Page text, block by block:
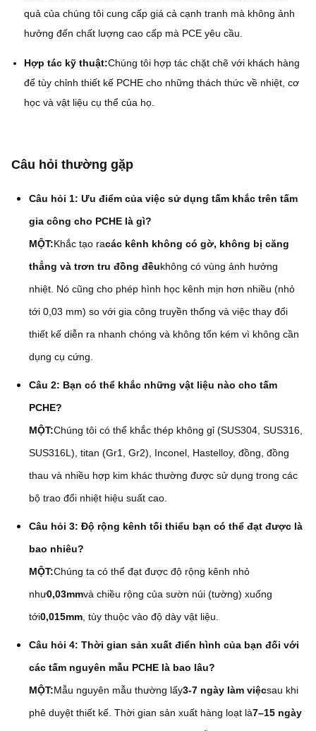
quả của chúng tôi cung cấp giá cả cạnh tranh mà không ảnh
hưởng đến chất lượng cao cấp mà PCE yêu cầu.
Hợp tác kỹ thuật:Chúng tôi hợp tác chặt chẽ với khách hàng
để tùy chỉnh thiết kế PCHE cho những thách thức về nhiệt, cơ
học và vật liệu cụ thể của họ.
Câu hỏi thường gặp
Câu hỏi 1: Ưu điểm của việc sử dụng tấm khắc trên tấm
gia công cho PCHE là gì?
MỘT:Khắc tạo racác kênh không có gờ, không bị căng
thẳng và trơn tru đồng đềukhông có vùng ảnh hưởng
nhiệt. Nó cũng cho phép hình học kênh mịn hơn nhiều (nhỏ
tới 0,03 mm) so với gia công truyền thống và việc thay đổi
thiết kế diễn ra nhanh chóng và không tốn kém vì không cần
dụng cụ cứng.
Câu 2: Bạn có thể khắc những vật liệu nào cho tấm
PCHE?
MỘT:Chúng tôi có thể khắc thép không gỉ (SUS304, SUS316,
SUS316L), titan (Gr1, Gr2), Inconel, Hastelloy, đồng, đồng
thau và nhiều hợp kim khác thường được sử dụng trong các
bộ trao đổi nhiệt hiệu suất cao.
Câu hỏi 3: Độ rộng kênh tối thiểu bạn có thể đạt được là
bao nhiêu?
MỘT:Chúng ta có thể đạt được độ rộng kênh nhỏ
như0,03mmvà chiều rộng của sườn núi (tường) xuống
tới0,015mm , tùy thuộc vào độ dày vật liệu.
Câu hỏi 4: Thời gian sản xuất điển hình của bạn đối với
các tấm nguyên mẫu PCHE là bao lâu?
MỘT:Mẫu nguyên mẫu thường lấy3-7 ngày làm việcsau khi
phê duyệt thiết kế. Thời gian sản xuất hàng loạt là7–15 ngày